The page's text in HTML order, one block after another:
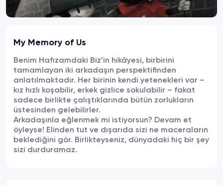
My Memory of Us
Benim Hafızamdaki Biz’in hikâyesi, birbirini
tamamlayan iki arkadaşın perspektifinden
anlatılmaktadır. Her birinin kendi yetenekleri var –
kız hızlı koşabilir, erkek gizlice sokulabilir – fakat
sadece birlikte çalıştıklarında bütün zorlukların
üstesinden gelebilirler.
Arkadaşınla eğlenmek mi istiyorsun? Devam et
öyleyse! Elinden tut ve dışarıda sizi ne maceraların
beklediğini gör. Birlikteyseniz, dünyadaki hiç bir şey
sizi durduramaz.